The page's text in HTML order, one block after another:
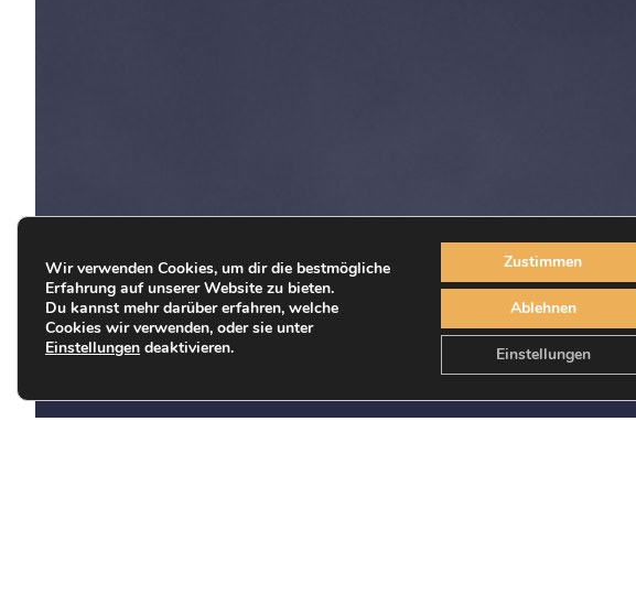
Wir verwenden Cookies, um dir die bestmögliche
Erfahrung auf unserer Website zu bieten.
Du kannst mehr darüber erfahren, welche
Cookies wir verwenden, oder sie unter
Einstellungen deaktivieren.
Zustimmen
Ablehnen
Einstellungen